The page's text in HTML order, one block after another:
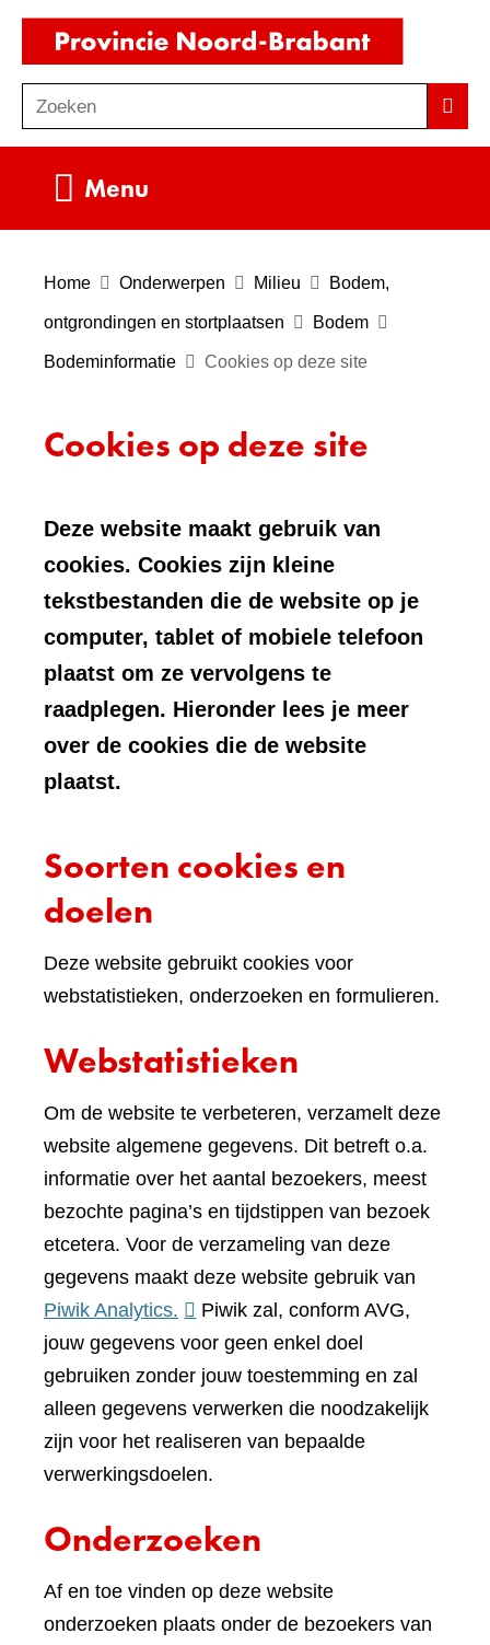
Ga
de
inhoud
o
e
Zoeken
Menu
Home Onderwerpen Milieu Bodem,
ontgrondingen en stortplaatsen Bodem
Bodeminformatie Cookies op deze site
Cookies op deze site
Deze website maakt gebruik van
cookies. Cookies zijn kleine
tekstbestanden die de website op je
computer, tablet of mobiele telefoon
plaatst om ze vervolgens te
raadplegen. Hieronder lees je meer
over de cookies die de website
plaatst.
Soorten cookies en
doelen
Deze website gebruikt cookies voor
webstatistieken, onderzoeken en formulieren.
Webstatistieken
Om de website te verbeteren, verzamelt deze
website algemene gegevens. Dit betreft o.a.
informatie over het aantal bezoekers, meest
bezochte pagina’s en tijdstippen van bezoek
etcetera. Voor de verzameling van deze
gegevens maakt deze website gebruik van
Piwik Analytics. (verwijst
naar
een
andere
website)
Piwik zal, conform AVG,
jouw gegevens voor geen enkel doel
gebruiken zonder jouw toestemming en zal
alleen gegevens verwerken die noodzakelijk
zijn voor het realiseren van bepaalde
verwerkingsdoelen.
Onderzoeken
Af en toe vinden op deze website
onderzoeken plaats onder de bezoekers van